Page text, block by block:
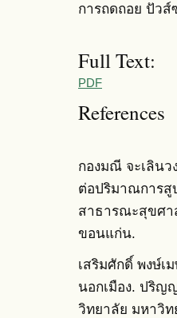
การถดถอย ปัว
Full Text:
PDF
References
กองมณี จะเลินว
ต่อปริมาณการสู
สาธารณะสุขศ
ขอนแก่น.
เสริมศักดิ์ พงษ์เ
นอกเมือง. ปริ
วิทยาลัย มหาวิท